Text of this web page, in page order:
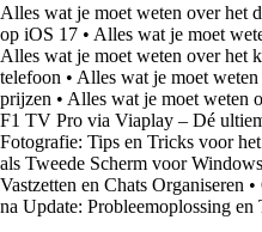
Alles wat je moet weten over het
op iOS 17 • Alles wat je moet
Alles wat je moet weten over het
telefoon • Alles wat je moet
prijzen • Alles wat je moet weten
F1 TV Pro via Viaplay – Dé
Fotografie: Tips en Tricks voor
als Tweede Scherm voor
Vastzetten en Chats Organiseren •
na Update: Probleemoplossing en